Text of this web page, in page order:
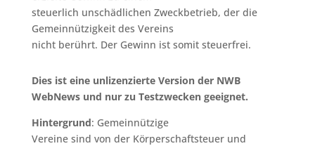
steuerlich unschädlichen Zweckbetrieb, der die
Gemeinnützigkeit des Vereins
nicht berührt. Der Gewinn ist somit steuerfrei.
Dies ist eine unlizenzierte Version der NWB
WebNews und nur zu Testzwecken geeignet.
Hintergrund: Gemeinnützige
Vereine sind von der Körperschaftsteuer und